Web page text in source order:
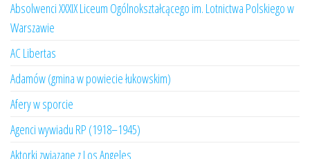
Absolwenci XXXIX Liceum Ogólnokształcącego im. Lotnictwa Polskiego w
Warszawie
AC Libertas
Adamów (gmina w powiecie łukowskim)
Afery w sporcie
Agenci wywiadu RP (1918–1945)
Aktorki związane z Los Angeles